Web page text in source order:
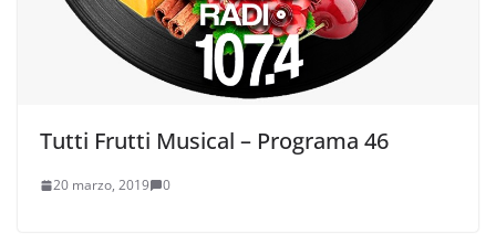
Tutti Frutti Musical – Programa 46
20 marzo, 2019 0